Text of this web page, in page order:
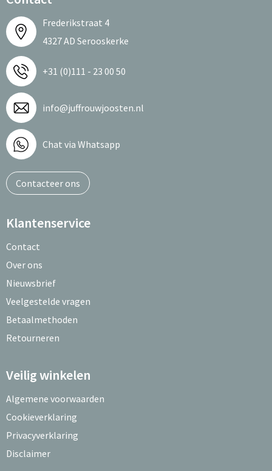
Frederikstraat 4
4327 AD Serooskerke
+31 (0)111 - 23 00 50
info@juffrouwjoosten.nl
Chat via Whatsapp
Contacteer ons
Klantenservice
Contact
Over ons
Nieuwsbrief
Veelgestelde vragen
Betaalmethoden
Retourneren
Veilig winkelen
Algemene voorwaarden
Cookieverklaring
Privacyverklaring
Disclaimer